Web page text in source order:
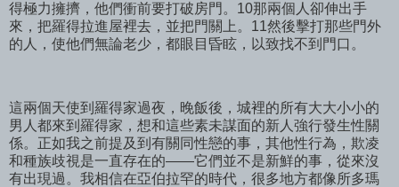
得極力擁擠，他們衝前要打破房門。10那兩個人卻伸出手
來，把羅得拉進屋裡去，並把門關上。11然後擊打那些門外
的人，使他們無論老少，都眼目昏眩，以致找不到門口。
這兩個天使到羅得家過夜，晚飯後，城裡的所有大大小小的
男人都來到羅得家，想和這些素未謀面的新人強行發生性關
係。正如我之前提及到有關同性戀的事，其他性行為，欺凌
和種族歧視是一直存在的——它們並不是新鮮的事，從來沒
有出現過。我相信在亞伯拉罕的時代，很多地方都像所多瑪